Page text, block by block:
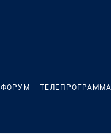
ФОРУМ ТЕЛЕПРОГРАММА